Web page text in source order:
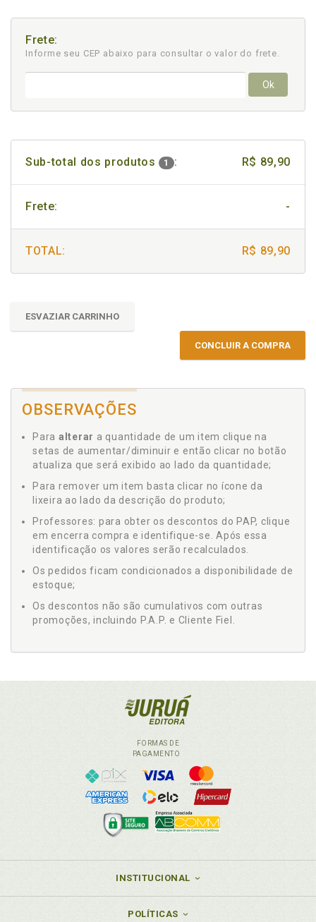
Frete:
Informe seu CEP abaixo para consultar o valor do frete.
Ok
Sub-total dos produtos 1 : R$ 89,90
Frete: -
TOTAL: R$ 89,90
ESVAZIAR CARRINHO
CONCLUIR A COMPRA
OBSERVAÇÕES
Para alterar a quantidade de um item clique na
setas de aumentar/diminuir e então clicar no botão
atualiza que será exibido ao lado da quantidade;
Para remover um item basta clicar no ícone da
lixeira ao lado da descrição do produto;
Professores: para obter os descontos do PAP, clique
em encerra compra e identifique-se. Após essa
identificação os valores serão recalculados.
Os pedidos ficam condicionados a disponibilidade de
estoque;
Os descontos não são cumulativos com outras
promoções, incluindo P.A.P. e Cliente Fiel.
FORMAS DE
PAGAMENTO
INSTITUCIONAL
POLÍTICAS